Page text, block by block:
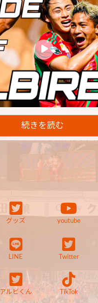
続きを読む
グッズ youtube
LINE Twitter
アルビくん TikTok